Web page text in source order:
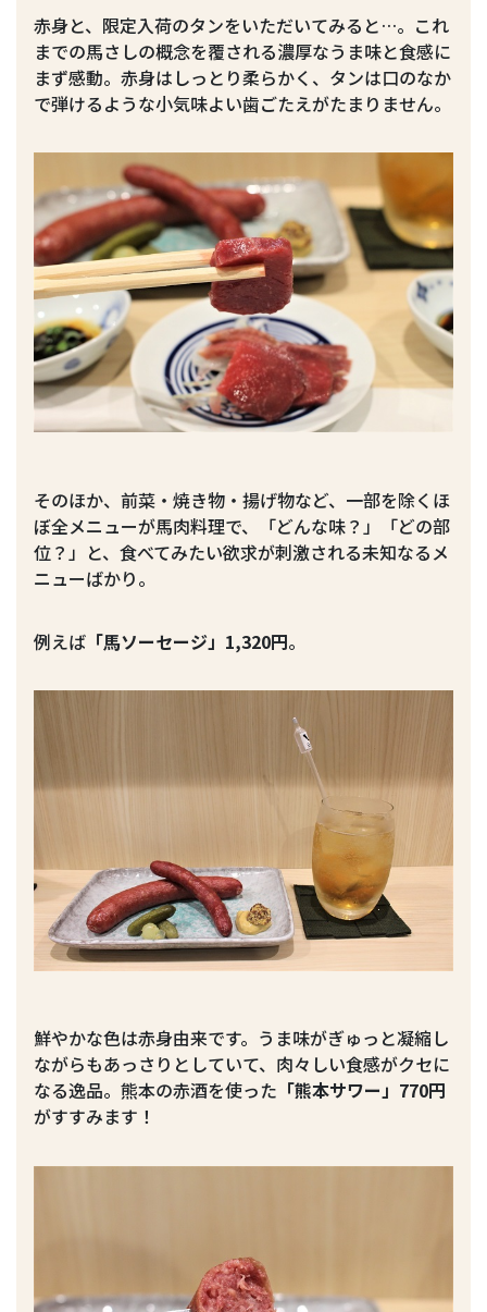
赤身と、限定入荷のタンをいただいてみると…。これ
までの馬さしの概念を覆される濃厚なうま味と食感に
まず感動。赤身はしっとり柔らかく、タンは口のなか
で弾けるような小気味よい歯ごたえがたまりません。
そのほか、前菜・焼き物・揚げ物など、一部を除くほ
ぼ全メニューが馬肉料理で、「どんな味？」「どの部
位？」と、食べてみたい欲求が刺激される未知なるメ
ニューばかり。
例えば 「馬ソーセージ」1,320円。
鮮やかな色は赤身由来です。うま味がぎゅっと凝縮し
ながらもあっさりとしていて、肉々しい食感がクセに
なる逸品。熊本の赤酒を使った 「熊本サワー」770円
がすすみます！